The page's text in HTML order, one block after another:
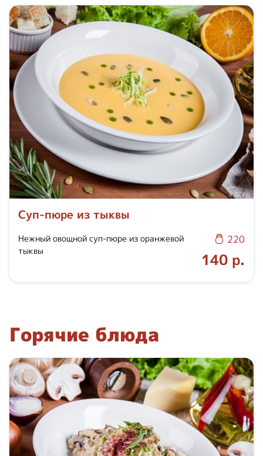
Суп-пюре из тыквы
Нежный овощной суп-пюре из оранжевой
тыквы
220
140 р.
Горячие блюда